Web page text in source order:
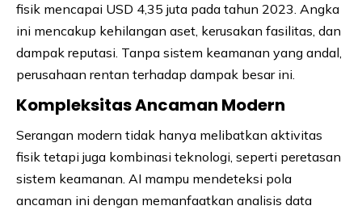
fisik mencapai USD 4,35 juta pada tahun 2023. Angka
ini mencakup kehilangan aset, kerusakan fasilitas, dan
dampak reputasi. Tanpa sistem keamanan yang andal,
perusahaan rentan terhadap dampak besar ini.
Kompleksitas Ancaman Modern
Serangan modern tidak hanya melibatkan aktivitas
fisik tetapi juga kombinasi teknologi, seperti peretasan
sistem keamanan. AI mampu mendeteksi pola
ancaman ini dengan memanfaatkan analisis data